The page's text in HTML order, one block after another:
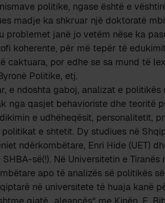
politike, ngase është e
madje ka shkruar një doktoratë
problemet janë jo vetëm nëse ka
koherente, për më tepër të
caktuara, por edhe se sa mund të
Politike, etj.
e ndoshta gaboj, analizat e
nga qasjet behavioriste dhe teoritë
e udhëheqësit, personalitetit,
e shtetit. Dy studiues në
ndërkombëtare, Enri Hide (UET)
së(!). Në Universitetin e
apo të analizës së politikës
në universitete të huaja kanë